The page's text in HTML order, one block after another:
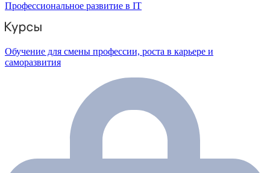
Профессиональное развитие в IT
Обучение для смены профессии, роста в карьере и
саморазвития